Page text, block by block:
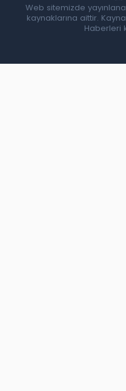
Web sitemizde
kaynaklarına aittir.
Haberleri